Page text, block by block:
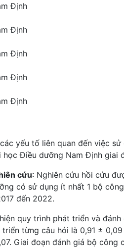
Định
Định
Định
Định
Định
yếu tố liên quan đến việc
Điều dưỡng Nam Định giai
cứu: Nghiên cứu hồi cứu
có sử dụng ít nhất 1 bộ
đến 2022.
quy trình phát triển và
từng câu hỏi là 0,91 ±
Giai đoạn đánh giá bộ công